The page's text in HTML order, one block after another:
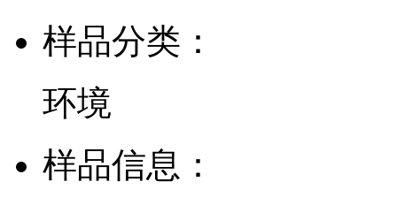
样品分类：
环境
样品信息：